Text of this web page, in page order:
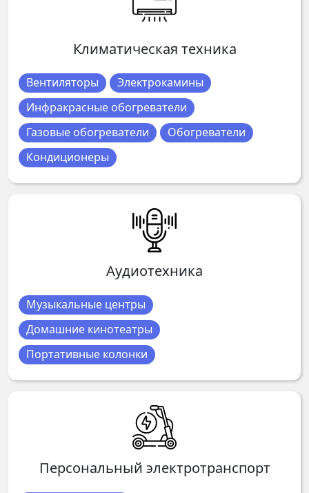
Климатическая техника
Вентиляторы
Электрокамины
Инфракрасные обогреватели
Газовые обогреватели
Обогреватели
Кондиционеры
Аудиотехника
Музыкальные центры
Домашние кинотеатры
Портативные колонки
Персональный электротранспорт